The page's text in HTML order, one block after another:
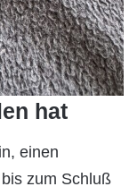
hat
einen
zum Schluß